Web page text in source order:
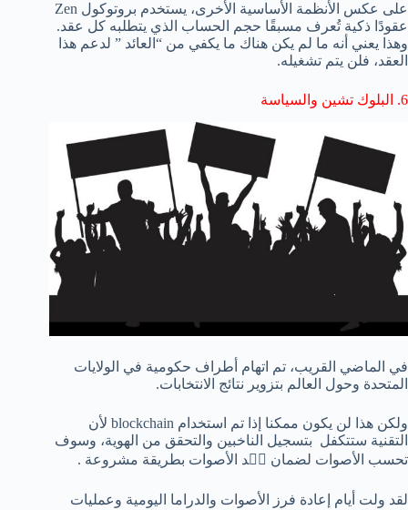
على عكس الأنظمة الأساسية الأخرى، يستخدم بروتوكول Zen
عقودًا ذكية تُعرف مسبقًا حجم الحساب الذي يتطلبه كل عقد.
وهذا يعني أنه ما لم يكن هناك ما يكفي من “العائد ” لدعم هذا
العقد، فلن يتم تشغيله.
6. البلوك تشين والسياسة
في الماضي القريب، تم اتهام أطراف حكومية في الولايات
المتحدة وحول العالم بتزوير نتائج الانتخابات.
ولكن هذا لن يكون ممكنا إذا تم استخدام blockchain لأن
التقنية ستتكفل بتسجيل الناخبين والتحقق من الهوية، وسوف
تحسب الأصوات لضمان عٙد الأصوات بطريقة مشروعة .
لقد ولت أيام إعادة فرز الأصوات والدراما اليومية وعمليات